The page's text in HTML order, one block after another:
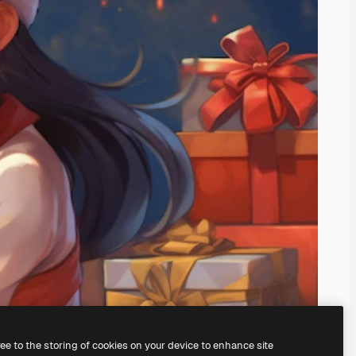
अपना खुद का बना सकते हैं।
to the storing of cookies on your device to enhance site